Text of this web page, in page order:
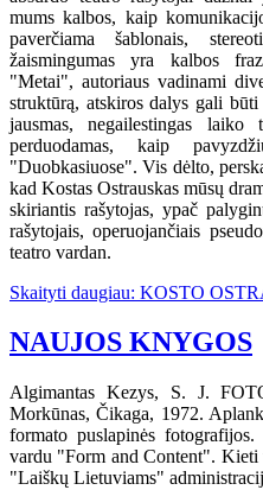
mums kalbos, kaip
paverčiama šablonais,
žaismingumas yra kalbos
"Metai", autoriaus vadinami
struktūrą, atskiros dalys gali
jausmas, negailestingas laiko
perduodamas, kaip
"Duobkasiuose". Vis dėlto,
kad Kostas Ostrauskas mūsų
skiriantis rašytojas, ypač
rašytojais, operuojančiais
teatro vardan.
Skaityti daugiau: KOSTO
NAUJOS KNYGOS
Algimantas Kezys, S. J.
Morkūnas, Čikaga, 1972.
formato puslapinės
vardu "Form and Content".
"Laiškų Lietuviams"